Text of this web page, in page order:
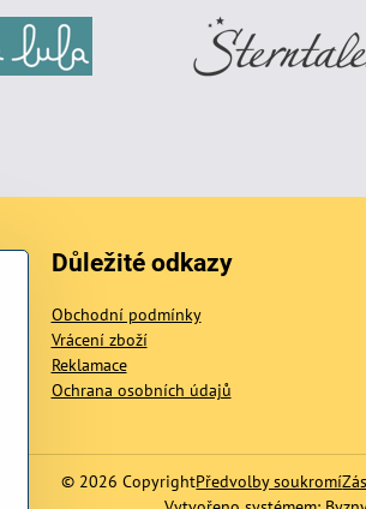
Důležité odkazy
Obchodní podmínky
Vrácení zboží
Reklamace
Ochrana osobních údajů
© 2026 CopyrightPředvolby soukromí